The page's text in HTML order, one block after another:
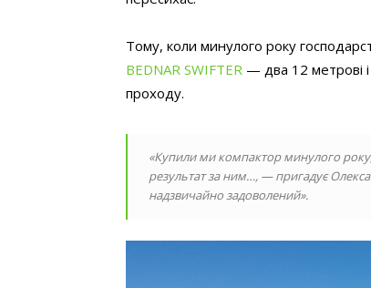
Тому, коли минулого року
BEDNAR SWIFTER — два 12 метрові
проходу.
«Купили ми компактор минулого
результат за ним…, — пригадує
надзвичайно задоволений».